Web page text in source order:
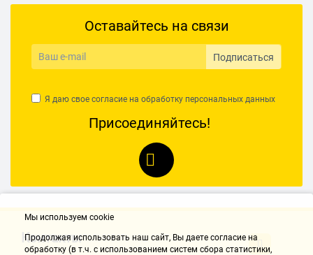
Оставайтесь на связи
Подписаться
Я даю свое согласие на обработку персональных данных
Присоединяйтесь!
Контакты
Мы используем cookie
Продолжая использовать наш cайт, Вы даете согласие на
обработку (в т.ч. с использованием систем сбора статистики,